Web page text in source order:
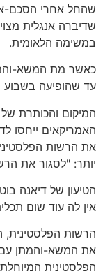
שהחל אחרי הסכם-
שדיברה אנגלית
במשימה הלאומית.
כאשר מת המשא-
עד שהופיעה
המיקום והכותרת
האמריקאים ייחסו
את הרשות
יותר: "לסגור את
הטיעון של דיאנה
אין לה עוד שום
הרשות הפלסטינית,
את המשא-והמתן עם
הפלסטינית